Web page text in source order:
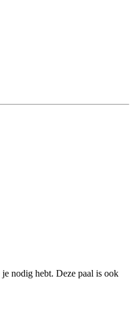
nodig hebt. Deze paal is ook